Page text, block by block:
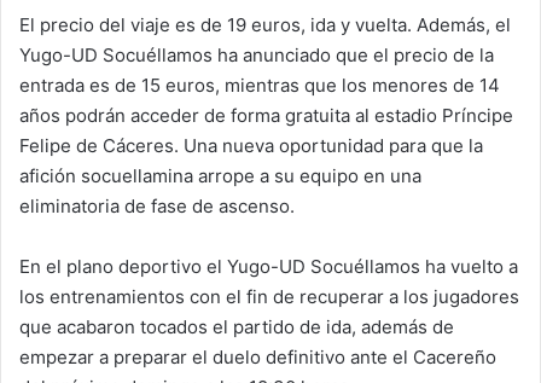
El precio del viaje es de 19 euros, ida y vuelta. Además, el
Yugo-UD Socuéllamos ha anunciado que el precio de la
entrada es de 15 euros, mientras que los menores de 14
años podrán acceder de forma gratuita al estadio Príncipe
Felipe de Cáceres. Una nueva oportunidad para que la
afición socuellamina arrope a su equipo en una
eliminatoria de fase de ascenso.
En el plano deportivo el Yugo-UD Socuéllamos ha vuelto a
los entrenamientos con el fin de recuperar a los jugadores
que acabaron tocados el partido de ida, además de
empezar a preparar el duelo definitivo ante el Cacereño